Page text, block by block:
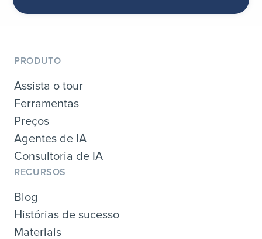
PRODUTO
Assista o tour
Ferramentas
Preços
Agentes de IA
Consultoria de IA
RECURSOS
Blog
Histórias de sucesso
Materiais